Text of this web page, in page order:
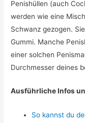
Penishüllen (auch
werden wie eine
Schwanz gezogen.
Gummi. Manche
einer solchen
Durchmesser deines
Ausführliche Infos
So kannst du